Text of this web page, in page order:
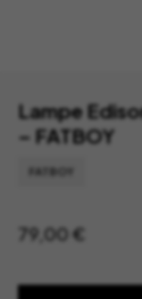
Lampe
– FATBOY
FATBOY
79,00 €